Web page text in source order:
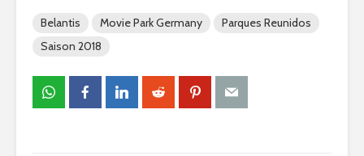
Belantis Movie Park Germany
Parques Reunidos
Saison 2018